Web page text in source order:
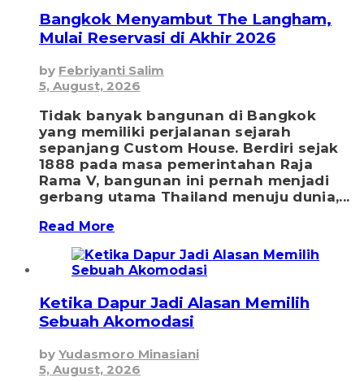
Bangkok Menyambut The Langham,
Mulai Reservasi di Akhir 2026
by Febriyanti Salim
5, August, 2026
Tidak banyak bangunan di Bangkok
yang memiliki perjalanan sejarah
sepanjang Custom House. Berdiri sejak
1888 pada masa pemerintahan Raja
Rama V, bangunan ini pernah menjadi
gerbang utama Thailand menuju dunia,...
Read More
Ketika Dapur Jadi Alasan Memilih
Sebuah Akomodasi
by Yudasmoro Minasiani
5, August, 2026